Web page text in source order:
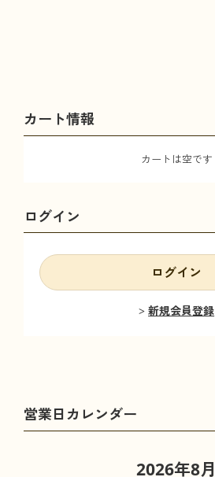
カート情報
カートは空です
ログイン
ログイン
新規会員登録
2026年8月